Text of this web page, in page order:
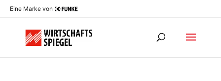
Eine Marke von